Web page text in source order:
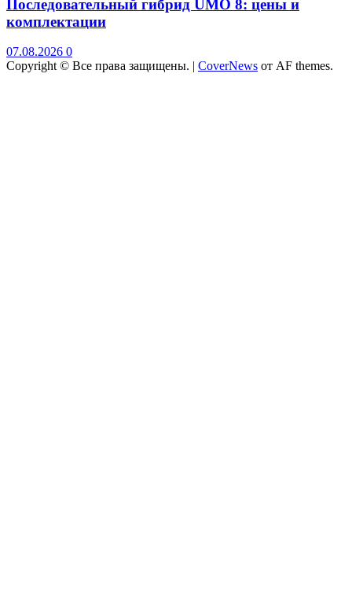
Последовательный гибрид UMO 8: цены и
комплектации
07.08.2026 0
Copyright © Все права защищены. | CoverNews от AF themes.